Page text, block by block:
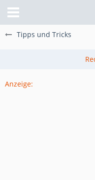
Tipps und Tricks
Anzeige: